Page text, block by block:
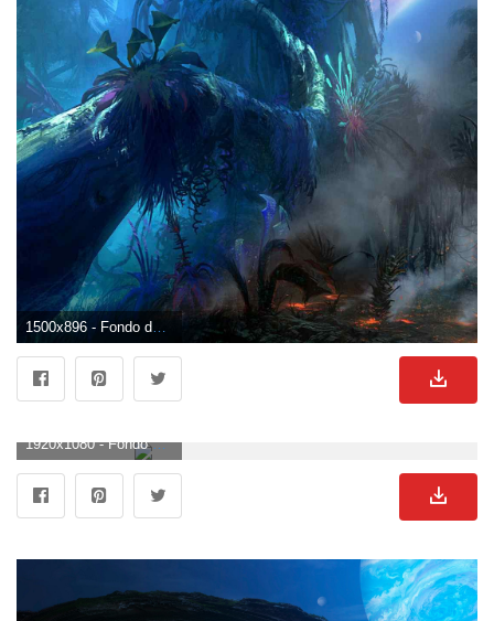
1920x1080 - Fondo de pantalla de 1920x1080. Fondo de pantalla HD 1080p de Avatar.